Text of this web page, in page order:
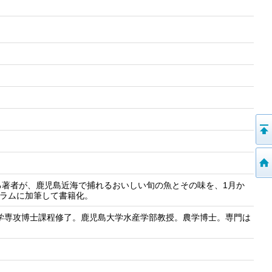
者が、鹿児島近海で捕れるおいしい旬の魚とその味を、1月か
ムに加筆して書籍化。
攻博士課程修了。鹿児島大学水産学部教授。農学博士。専門は